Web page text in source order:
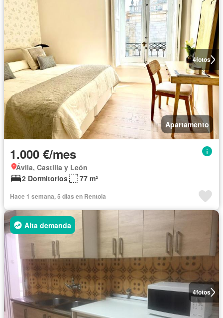
4fotos
Apartamento
1.000 €/mes
Ávila, Castilla y León
2 Dormitorios
77 m²
Hace 1 semana, 5 días en Rentola
4fotos
Alta demanda